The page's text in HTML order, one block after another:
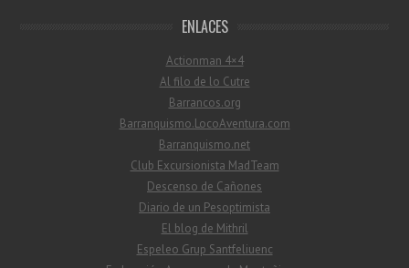
ENLACES
Actionman 4×4
Al filo de lo Cutre
Barrancos.org
Barranquismo.LocoAventura.com
Barranquismo.net
Club Excursionista MadTeam
Descenso de Cañones
Diario de un Pesoptimista
El blog de Mithril
Espeleo Grup Santfeliuenc